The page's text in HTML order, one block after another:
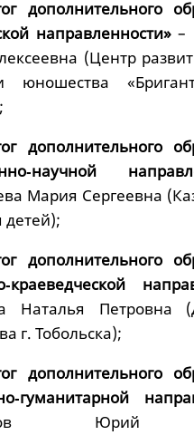
дополнительного
направленности»–
(Центр
юношества
дополнительного
Мария Сергеевна
детей);
дополнительного
Наталья Петровна
г. Тобольска);
дополнительного
Юрий